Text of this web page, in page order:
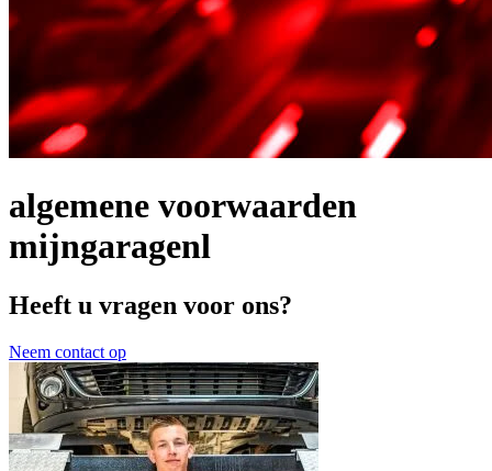
algemene voorwaarden
mijngaragenl
Heeft u vragen voor ons?
Neem contact op